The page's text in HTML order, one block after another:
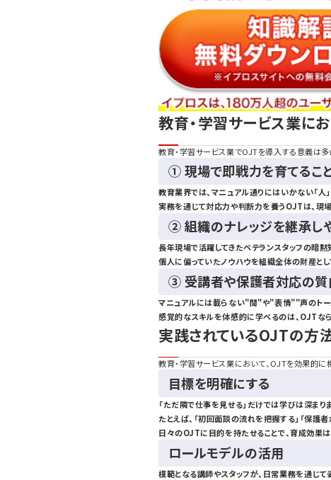
教育・学習サービス業に
教育・学習サービス業でOJTを導入する意義は多
① 現場で即戦力を育てるこ
教育業界では、マニュアル通りにはいかない「人
実務を通じて対応力や判断力を養うOJTは、現
② 組織のナレッジを継承し
長年現場で活躍してきたベテランスタッフの暗黙
個人に偏っていたノウハウを組織全体の財産とし
③ 受講者や保護者対応の質
マニュアルには載らない"間"や"表情""声のトー
感覚的なスキルを体感的に学べるのは、OJTな
実践されているOJTの方
教育・学習サービス業において、OJTを効果的に
目標を明確にする
「ただ隣で仕事を見せる」だけでは学びは深まり
たとえば、「初回面談の流れを把握する」「保護
日々のOJTに目的を持たせることで、育成効果は
ロールモデルの活用
模範となる講師やスタッフが、日常業務を通じて